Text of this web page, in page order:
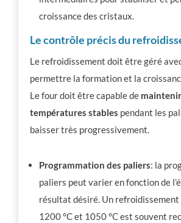
croissance des cristaux.
Le contrôle précis du
Le refroidissement doit être géré
permettre la formation et la
Le four doit être capable de
températures stables pendant les
baisser très progressivement.
Programmation des paliers: la
paliers peut varier en fonction de
résultat désiré. Un
1200 °C et 1050 °C est souvent